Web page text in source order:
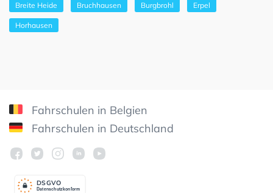
Breite Heide Bruchhausen Burgbrohl Erpel
Horhausen
Fahrschulen in Belgien
Fahrschulen in Deutschland
Datenschutzkonform
DSGVO